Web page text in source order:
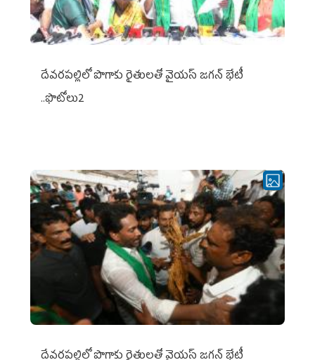
దేవరపల్లిలో పొగాకు రైతులతో వైయస్ జగన్ భేటీ
..ఫొటోలు2